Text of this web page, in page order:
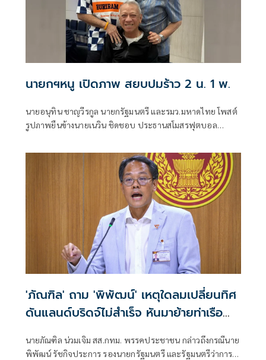
นายกฯหนู เปิดภาพ สยบปมร้าว 2 น. 1 พ.
นายอนุทิน ชาญวีรกูล นายกรัฐมนตรี และรมว.มหาดไทย โพสต์
รูปภาพยืนข้างนายเนวิน ชิดชอบ ประธานสโมสรฟุตบอล
'ภัณฑิล' ถาม 'พิพัฒน์' เหตุใดลมเปลี่ยนทิศ
ดันแลนด์บริดจ์ไม่สำเร็จ หันมาย้ายท่าเรือ
นายภัณฑิล น่วมเจิม สส.กทม. พรรคประชาชน กล่าวถึงกรณีนาย
พิพัฒน์ รัชกิจประการ รองนายกรัฐมนตรี และรัฐมนตรีว่าการ